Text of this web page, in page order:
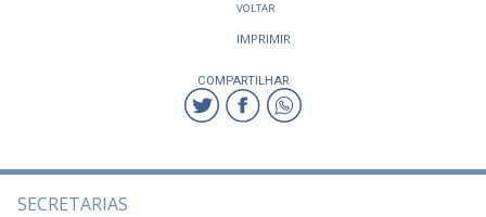
VOLTAR
IMPRIMIR
COMPARTILHAR
SECRETARIAS